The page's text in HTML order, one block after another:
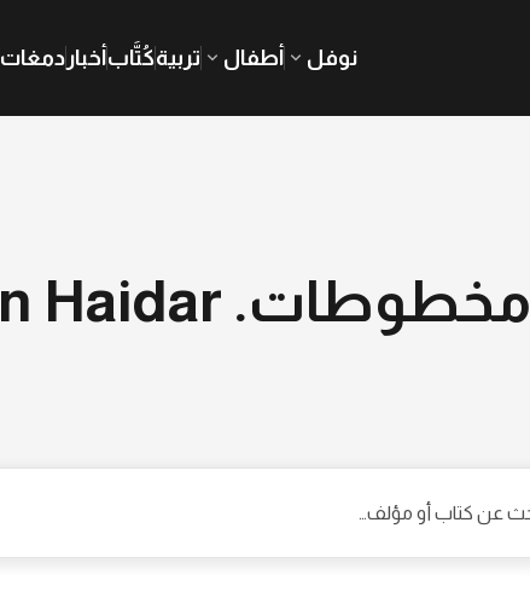
نوفل أطفال تربيةكُتَّابأخبار دمغات
مخطوطات. Mazen Haidar